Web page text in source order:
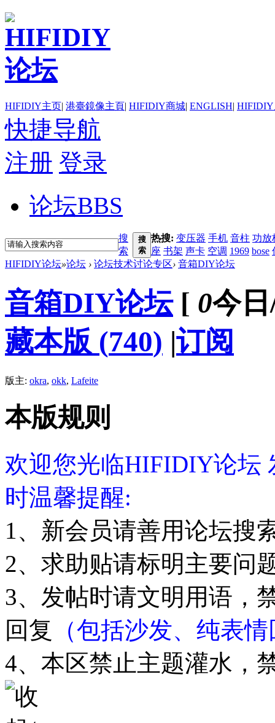
HIFIDIY主页| 港臺鏡像主頁| HIFIDIY商城| ENGLISH|
快捷导航
注册 登录
论坛BBS
搜
索
搜
索
热搜: 变压器 手机 音柱 功放
座 书架 声卡 空调 1969 bose
HIFIDIY论坛»论坛 › 论坛技术讨论专区› 音箱DIY论坛
音箱DIY论坛 [ 0今日
藏本版 (740) |订阅
版主: okra, okk, Lafeite
本版规则
欢迎您光临HIFIDIY论坛
时温馨提醒:
1、新会员请善用论坛搜
2、求助贴请标明主要问
3、发帖时请文明用语，
回复
（包括沙发、纯表
4、本区禁止主题灌水，